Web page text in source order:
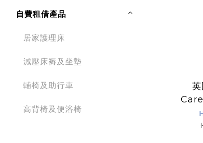
自費租借產品
居家護理床
減壓床褥及坐墊
輔椅及助行車
高背椅及便浴椅
Care